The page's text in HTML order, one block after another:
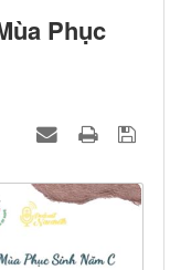
Phục